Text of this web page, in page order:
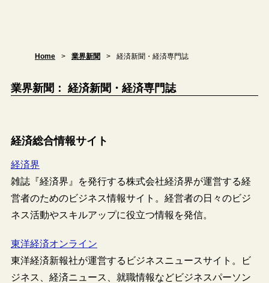
Home 業界新聞 経済新聞・経済専門誌
業界新聞： 経済新聞・経済専門誌
経済総合情報サイト
経済界
雑誌『経済界』を発行する株式会社経済界が運営する経
営者のためのビジネス情報サイト。経営者の日々のビジ
ネス活動やスキルアップに役立つ情報を発信。
東洋経済オンライン
東洋経済新報社が運営するビジネスニュースサイト。ビ
ジネス、経済ニュース、就職情報などビジネスパーソン